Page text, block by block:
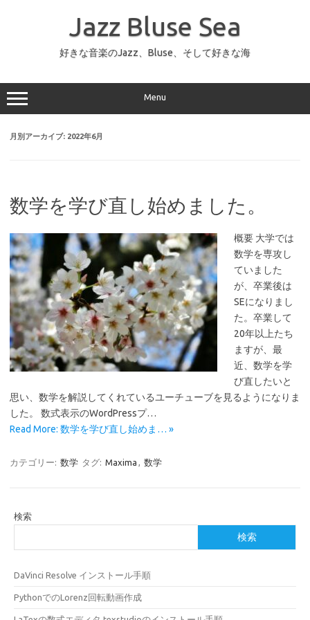
ッ
プ
Jazz Bluse Sea
好きな音楽のJazz、Bluse、そして好きな海
Menu
月別アーカイブ: 2022年6月
数学を学び直し始めました。
概要 大学では
数学を専攻し
ていました
が、卒業後は
SEになりまし
た。卒業して
20年以上たち
ますが、最
近、数学を学
び直したいと
思い、数学を解説してくれているユーチューブを見るようになりま
した。 数式表示のWordPressプ…
Read More: 数学を学び直し始めま… »
カテゴリー: 数学 タグ: Maxima , 数学
検索
検索
DaVinci Resolve インストール手順
PythonでのLorenz回転動画作成